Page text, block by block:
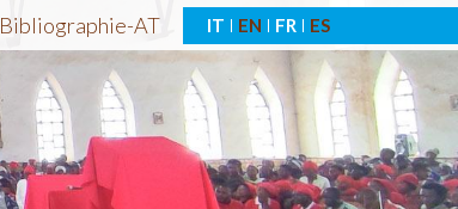
Bibliographie-AT IT EN FR ES